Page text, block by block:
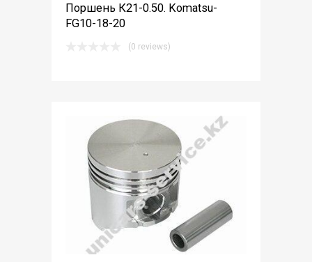
Поршень К21-0.50. Komatsu-
FG10-18-20
(0 reviews)